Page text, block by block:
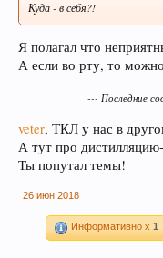
В случае, если Вы
форума обратится
просьба уточнить
которых Вы
Куда - в себя?!
Я полагал что
А если во рту, то
--- Последние
veter, ТКЛ у нас в
А тут про
Ты попутал темы!
26 июн 2018
Информативно x 1